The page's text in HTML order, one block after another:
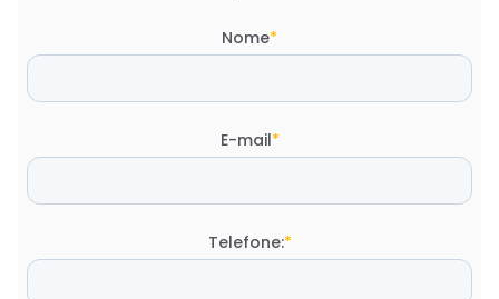
Nome*
E-mail*
Telefone:*